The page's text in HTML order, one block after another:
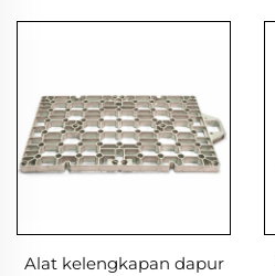
Alat kelengkapan dapur